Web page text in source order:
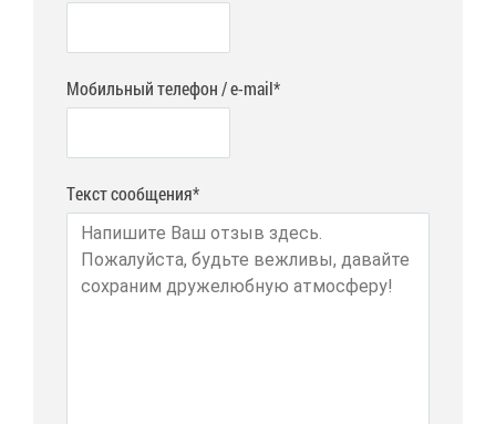
Мобильный телефон / e-mail*
Текст сообщения*